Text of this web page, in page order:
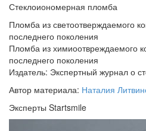
Стеклоиономерная пломба
Пломба из светоотверждаемого
последнего поколения
Пломба из химиоотвреждаемого
последнего поколения
Издатель: Экспертный журнал о
Автор материала: Наталия
Эксперты Startsmile